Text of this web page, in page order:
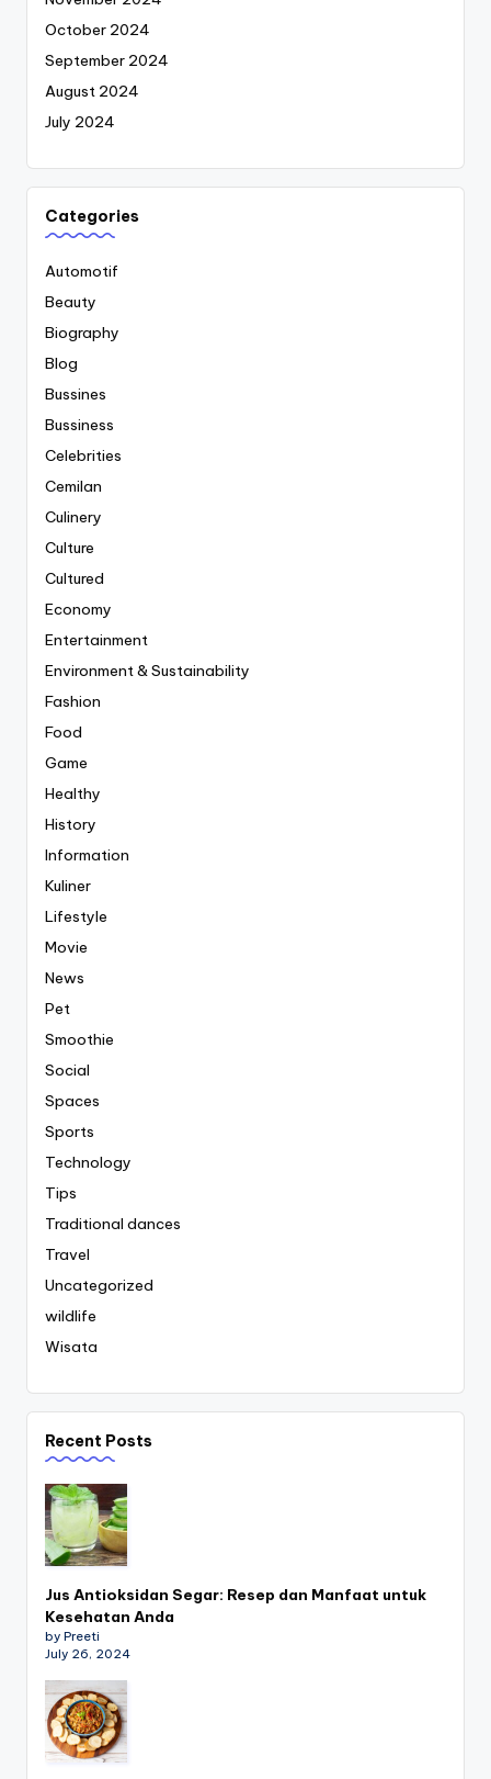
October 2024
September 2024
August 2024
July 2024
Categories
Automotif
Beauty
Biography
Blog
Bussines
Bussiness
Celebrities
Cemilan
Culinery
Culture
Cultured
Economy
Entertainment
Environment & Sustainability
Fashion
Food
Game
Healthy
History
Information
Kuliner
Lifestyle
Movie
News
Pet
Smoothie
Social
Spaces
Sports
Technology
Tips
Traditional dances
Travel
Uncategorized
wildlife
Wisata
Recent Posts
Jus Antioksidan Segar: Resep dan Manfaat untuk
Kesehatan Anda
by Preeti
July 26, 2024